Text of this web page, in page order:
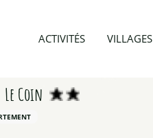
ACTIVITÉS VILLAGES
Hébergements
Coin